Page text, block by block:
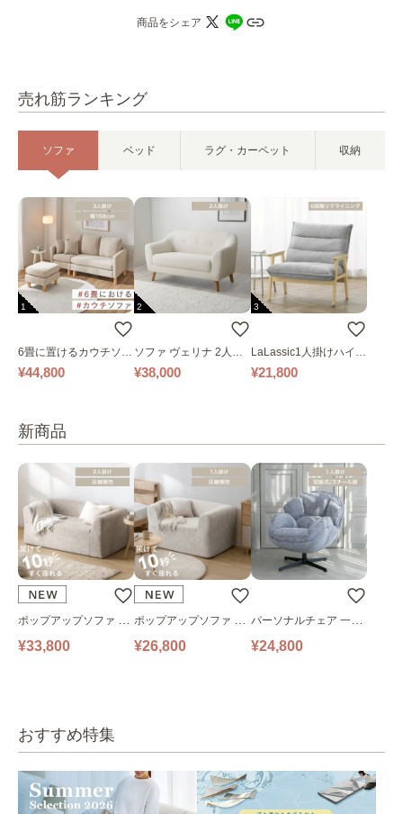
売れ筋ランキング
ソファ ベッド ラグ・カーペット 収納
1
6畳に置けるカウチソフ
ァ｜ベージュ
¥44,800
2
ソファ ヴェリナ 2人掛
け
¥38,000
3
LaLassic1人掛けハイバ
ックソファ ワイド
¥21,800
新商品
ポップアップソファ ソ
ファ フロアソファ 幅14
¥33,800
ポップアップソファ ソ
ファ フロアソファ 幅10
¥26,800
パーソナルチェア 一人
掛けソファ O’HANA ソ
¥24,800
おすすめ特集
商品をシェア